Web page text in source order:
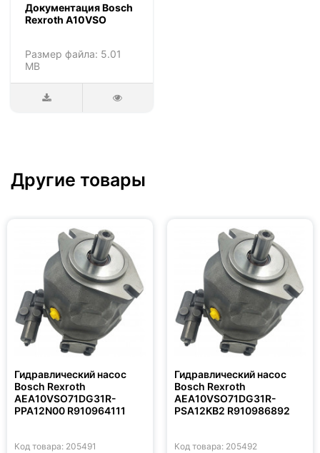
Документация Bosch
Rexroth A10VSO
Размер файла: 5.01
MB
Другие товары
Гидравлический насос
Bosch Rexroth
AEA10VSO71DG31R-
PPA12N00 R910964111
Код товара: 205491
Гидравлический насос
Bosch Rexroth
AEA10VSO71DG31R-
PSA12KB2 R910986892
Код товара: 205492